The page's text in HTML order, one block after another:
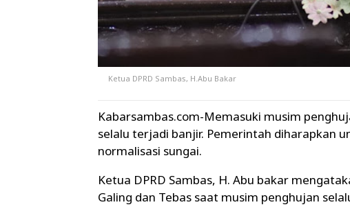
Ketua DPRD Sambas, H.Abu Bakar
Kabarsambas.com-Memasuki musim
selalu terjadi banjir. Pemerintah diharapkan
normalisasi sungai.
Ketua DPRD Sambas, H. Abu bakar
Galing dan Tebas saat musim penghujan